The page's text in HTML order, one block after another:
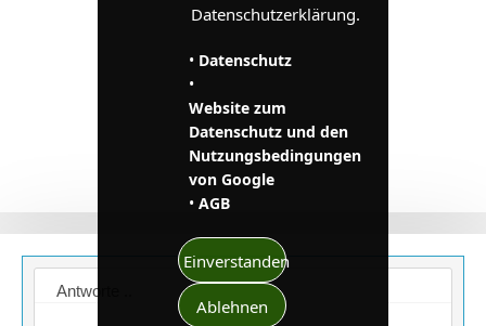
Datenschutzerklärung.
• Datenschutz
•
Website zum
Datenschutz und den
Nutzungsbedingungen
von Google
•AGB
Einverstanden
Ablehnen